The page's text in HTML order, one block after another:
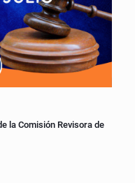
la Comisión Revisora de